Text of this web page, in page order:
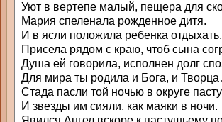
Уют в вертепе малый, пещера для
Мария спеленала рожденное дитя.
И в ясли положила ребенка отдыхать,
Присела рядом с краю, чтоб сына
Душа ей говорила, исполнен долг
Для мира ты родила и Бога, и
Стада пасли той ночью в округе
И звезды им сияли, как маяки в ночи.